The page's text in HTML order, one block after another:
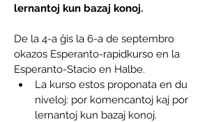
lernantoj kun bazaj konoj.
De la 4-a ĝis la 6-a de septembro
okazos Esperanto-rapidkurso en la
Esperanto-Stacio en Halbe.
La kurso estos proponata en du
niveloj: por komencantoj kaj por
lernantoj kun bazaj konoj.